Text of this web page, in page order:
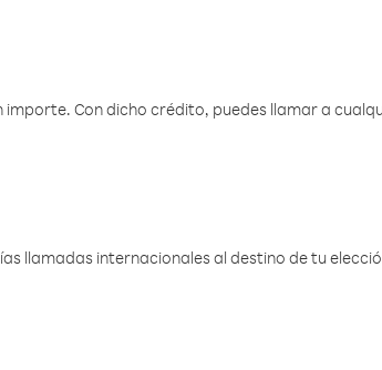
Con dicho crédito, puedes llamar a
llamadas internacionales al destino de tu